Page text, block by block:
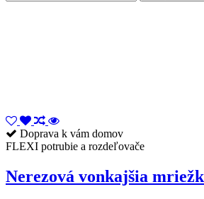
Doprava k vám domov
FLEXI potrubie a rozdeľovače
Nerezová vonkajšia